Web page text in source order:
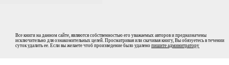
Все книги на данном сайте, являются собственностью его уважаемых авторов и предназначены
исключительно для ознакомительных целей. Просматривая или скачивая книгу, Вы обязуетесь в течении
суток удалить ее. Если вы желаете чтоб произведение было удалено пишите админитратору